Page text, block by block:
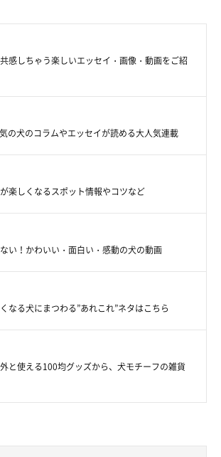
感しちゃう楽しいエッセイ・画像・動画をご紹
の犬のコラムやエッセイが読める大人気連載
楽しくなるスポット情報やコツなど
い！かわいい・面白い・感動の犬の動画
なる犬にまつわる”あれこれ”ネタはこちら
と使える100均グッズから、犬モチーフの雑貨